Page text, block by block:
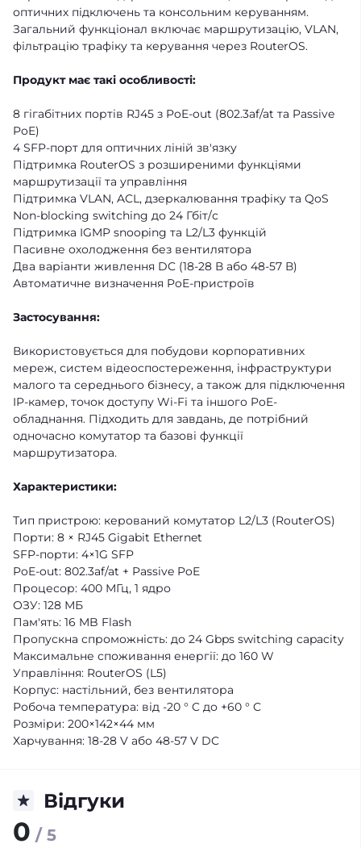
оптичних підключень та консольним керуванням.
Загальний функціонал включає маршрутизацію, VLAN,
фільтрацію трафіку та керування через RouterOS.
Продукт має такі особливості:
8 гігабітних портів RJ45 з PoE-out (802.3af/at та Passive
PoE)
4 SFP-порт для оптичних ліній зв'язку
Підтримка RouterOS з розширеними функціями
маршрутизації та управління
Підтримка VLAN, ACL, дзеркалювання трафіку та QoS
Non-blocking switching до 24 Гбіт/с
Підтримка IGMP snooping та L2/L3 функцій
Пасивне охолодження без вентилятора
Два варіанти живлення DC (18-28 В або 48-57 В)
Автоматичне визначення PoE-пристроїв
Застосування:
Використовується для побудови корпоративних
мереж, систем відеоспостереження, інфраструктури
малого та середнього бізнесу, а також для підключення
IP-камер, точок доступу Wi-Fi та іншого PoE-
обладнання. Підходить для завдань, де потрібний
одночасно комутатор та базові функції
маршрутизатора.
Характеристики:
Тип пристрою: керований комутатор L2/L3 (RouterOS)
Порти: 8 × RJ45 Gigabit Ethernet
SFP-порти: 4×1G SFP
PoE-out: 802.3af/at + Passive PoE
Процесор: 400 МГц, 1 ядро
ОЗУ: 128 МБ
Пам'ять: 16 MB Flash
Пропускна спроможність: до 24 Gbps switching capacity
Максимальне споживання енергії: до 160 W
Управління: RouterOS (L5)
Корпус: настільний, без вентилятора
Робоча температура: від -20 ° C до +60 ° C
Розміри: 200×142×44 мм
Харчування: 18-28 V або 48-57 V DC
Відгуки
0 / 5